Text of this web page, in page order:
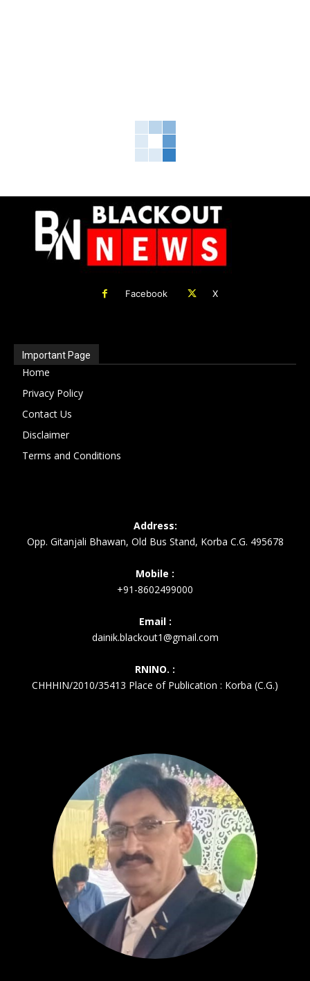
Facebook X
Important Page
Home
Privacy Policy
Contact Us
Disclaimer
Terms and Conditions
Address:
Opp. Gitanjali Bhawan, Old Bus Stand, Korba C.G. 495678
Mobile :
+91-8602499000
Email :
dainik.blackout1@gmail.com
RNINO. :
CHHHIN/2010/35413 Place of Publication : Korba (C.G.)